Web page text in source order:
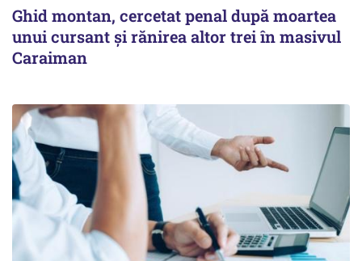
Ghid montan, cercetat penal după moartea
unui cursant și rănirea altor trei în masivul
Caraiman